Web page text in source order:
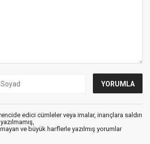
edici cümleler veya imalar, inançlara saldırı
ve büyük harflerle yazılmış yorumlar